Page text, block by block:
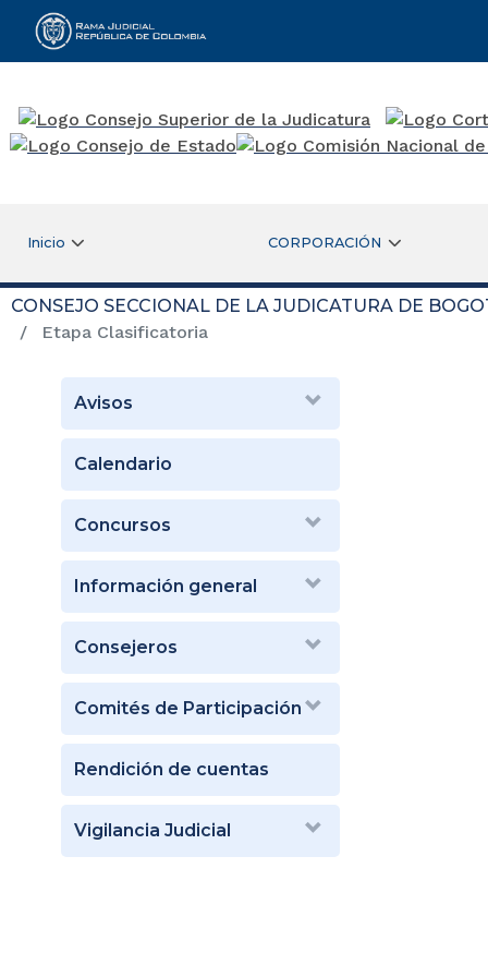
Rama Judicial
Inicio CORPORACIÓN
CONSEJO SECCIONAL DE LA JUDICATURA DE
Etapa Clasificatoria
Avisos
Calendario
Concursos
Información general
Consejeros
Comités de Participación
Rendición de cuentas
Vigilancia Judicial